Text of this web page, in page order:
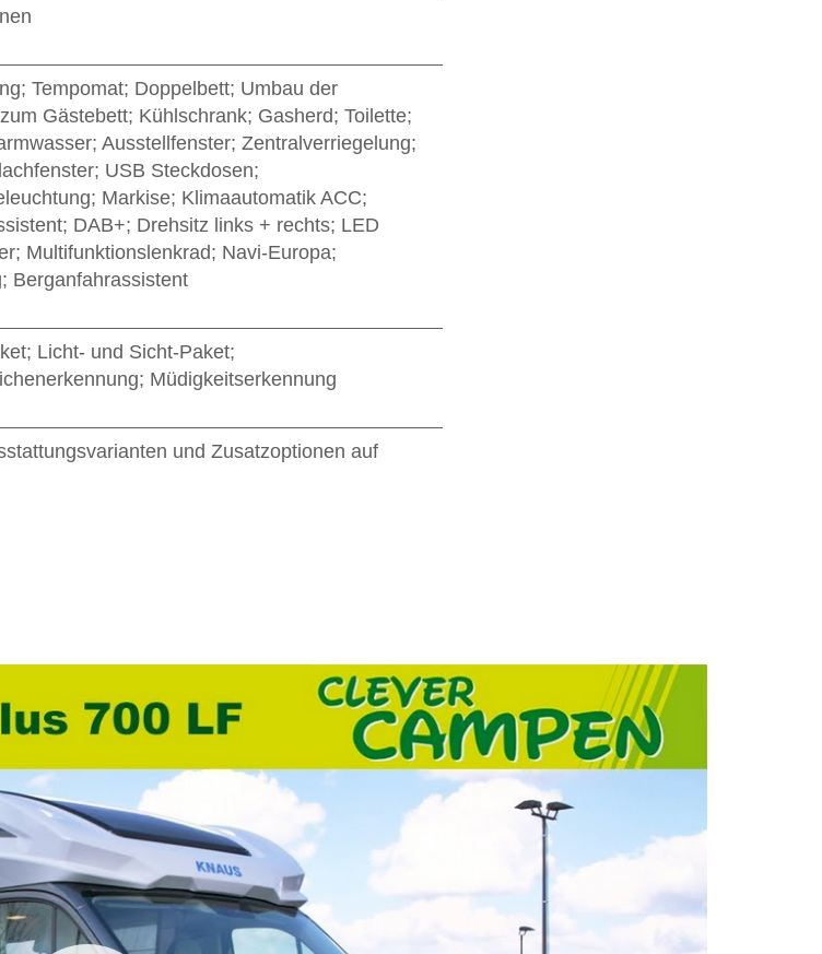
Tempomat; Doppelbett; Umbau der
Gästebett; Kühlschrank; Gasherd; Toilette;
Ausstellfenster; Zentralverriegelung;
USB Steckdosen;
Markise; Klimaautomatik ACC;
DAB+; Drehsitz links + rechts; LED
Multifunktionslenkrad; Navi-Europa;
Berganfahrassistent
Licht- und Sicht-Paket;
Müdigkeitserkennung
und Zusatzoptionen auf